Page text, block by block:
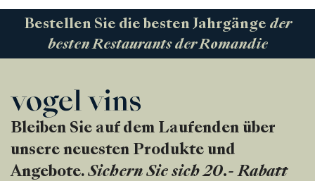
Bestellen Sie die besten Jahrgänge der
besten Restaurants der Romandie
Bleiben Sie auf dem Laufenden über
unsere neuesten Produkte und
Angebote. Sichern Sie sich 20.- Rabatt